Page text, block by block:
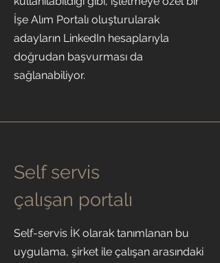
İşe Alım Portalı oluşturularak
adayların LinkedIn hesaplarıyla
doğrudan başvurması da
sağlanabiliyor.
Self servis
çalışan portalı
Self-servis İK olarak tanımlanan bu
uygulama, şirket ile çalışan arasındaki